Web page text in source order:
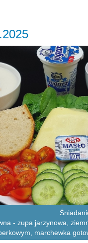
- zupa jarzynowa,
marchewka